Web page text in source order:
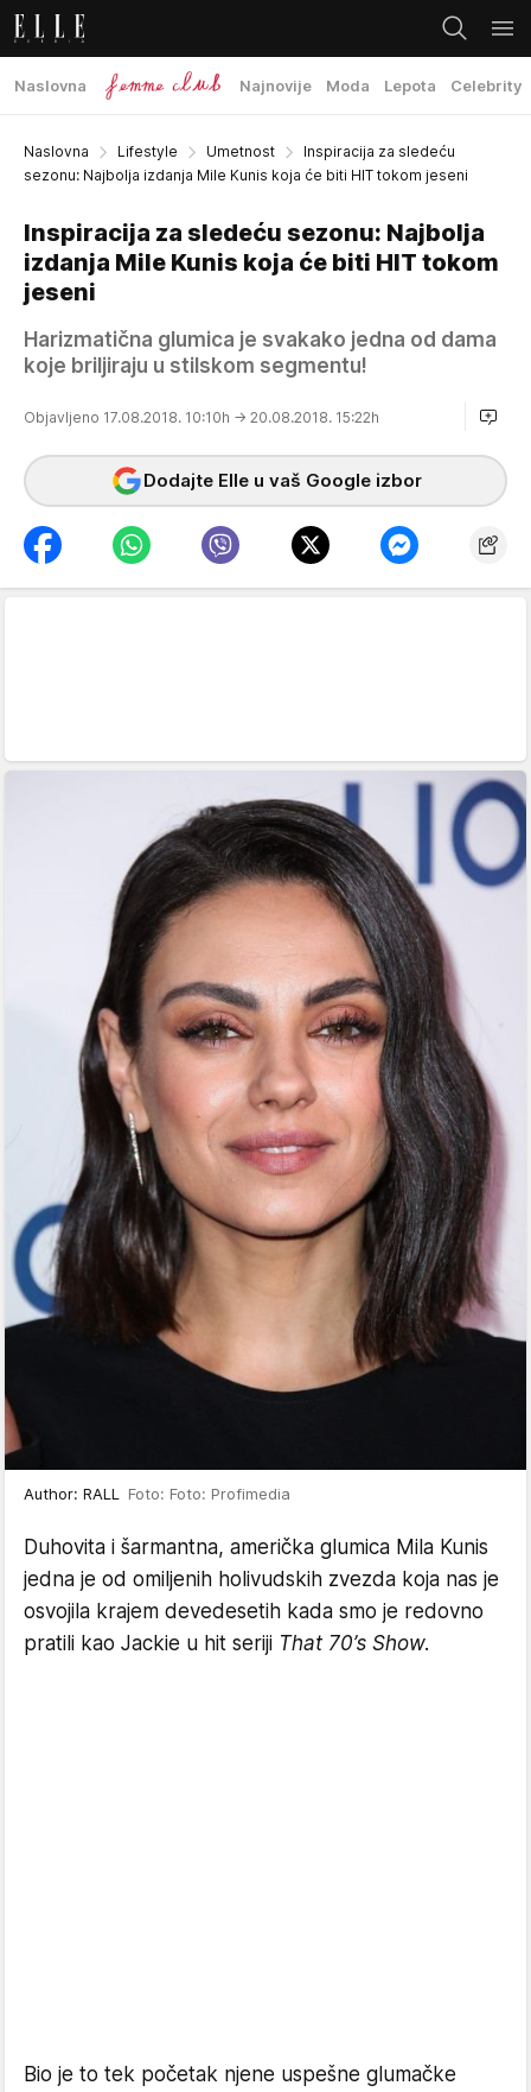
Naslovna Najnovije Moda Lepota Celebrity
Naslovna Lifestyle Umetnost
Inspiracija za sledeću
sezonu: Najbolja izdanja Mile Kunis koja će biti HIT tokom jeseni
Inspiracija za sledeću sezonu: Najbolja
izdanja Mile Kunis koja će biti HIT tokom
jeseni
Harizmatična glumica je svakako jedna od dama
koje briljiraju u stilskom segmentu!
Objavljeno 17.08.2018. 10:10h → 20.08.2018. 15:22h
Dodajte Elle u vaš Google izbor
Author: RALL Foto: Foto: Profimedia
Duhovita i šarmantna, američka glumica Mila Kunis
jedna je od omiljenih holivudskih zvezda koja nas je
osvojila krajem devedesetih kada smo je redovno
pratili kao Jackie u hit seriji That 70’s Show.
Bio je to tek početak njene uspešne glumačke